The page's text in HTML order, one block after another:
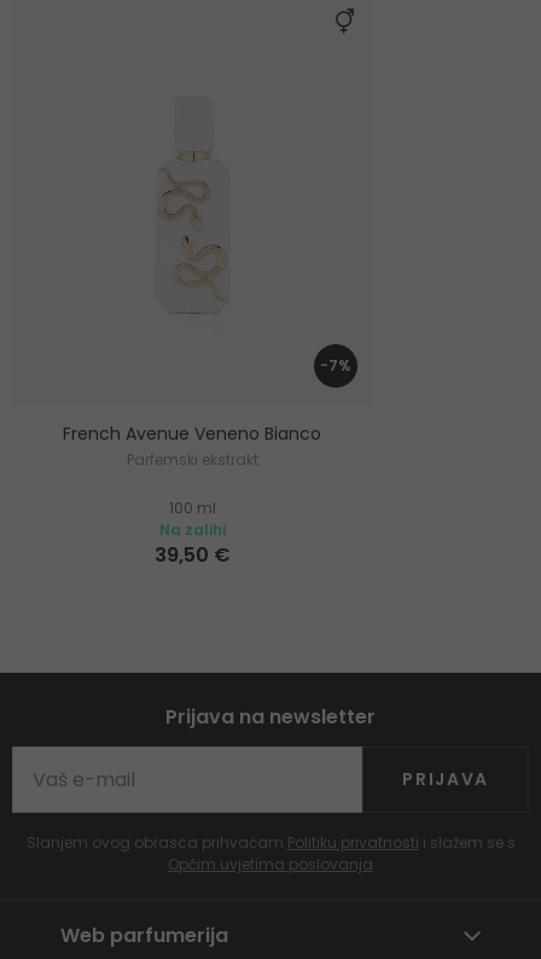
-7%
French Avenue Veneno Bianco
Parfemski ekstrakt
100 ml
Na zalihi
39,50 €
Prijava na newsletter
PRIJAVA
Slanjem ovog obrasca prihvaćam Politiku privatnosti i slažem se s
Općim uvjetima poslovanja
Web parfumerija